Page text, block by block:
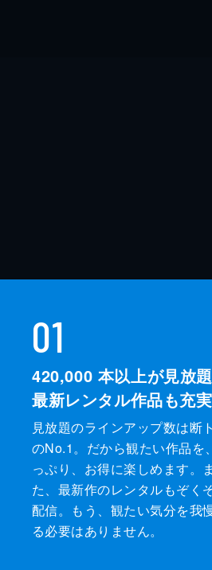
01
420,000 本以上が見放題
最新レンタル作品も充実
見放題のラインアップ数は断
のNo.1。だから観たい作品を
っぷり、お得に楽しめます。ま
た、最新作のレンタルもぞく
配信。もう、観たい気分を我
る必要はありません。